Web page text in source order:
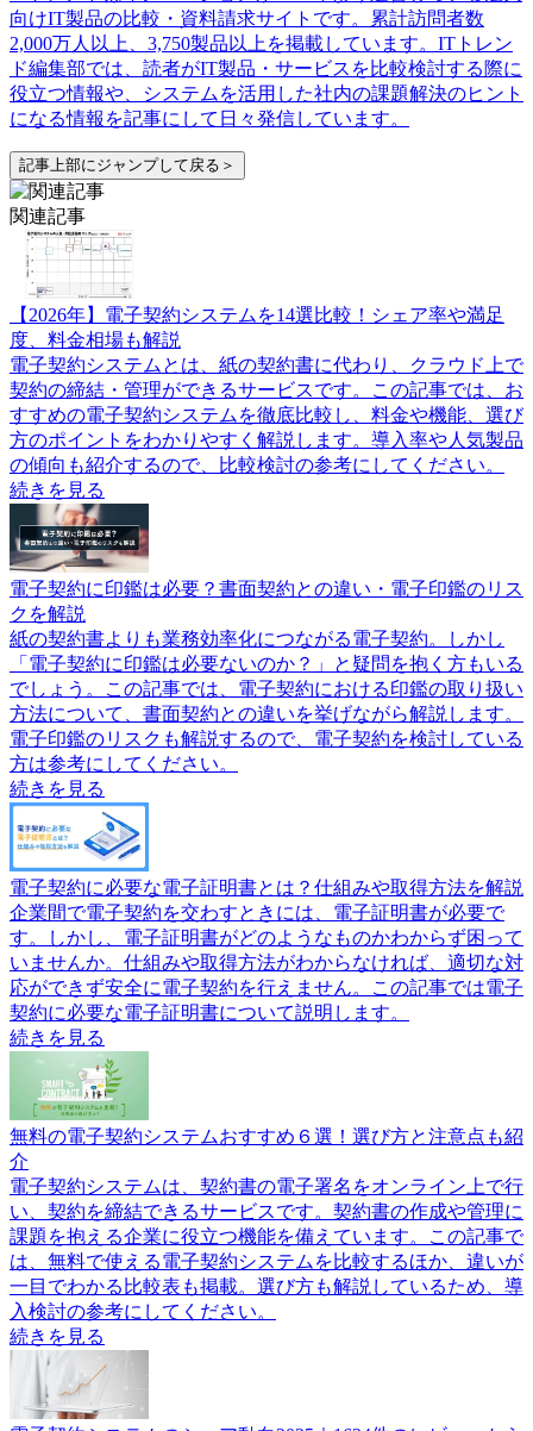
向けIT製品の比較・資料請求サイトです。累計訪問者数
2,000万人以上、3,750製品以上を掲載しています。ITトレン
ド編集部では、読者がIT製品・サービスを比較検討する際に
役立つ情報や、システムを活用した社内の課題解決のヒント
になる情報を記事にして日々発信しています。
記事上部にジャンプして戻る＞
関連記事
【2026年】電子契約システムを14選比較！シェア率や満足
度、料金相場も解説
電子契約システムとは、紙の契約書に代わり、クラウド上で
契約の締結・管理ができるサービスです。この記事では、お
すすめの電子契約システムを徹底比較し、料金や機能、選び
方のポイントをわかりやすく解説します。導入率や人気製品
の傾向も紹介するので、比較検討の参考にしてください。
続きを見る
電子契約に印鑑は必要？書面契約との違い・電子印鑑のリス
クを解説
紙の契約書よりも業務効率化につながる電子契約。しかし
「電子契約に印鑑は必要ないのか？」と疑問を抱く方もいる
でしょう。この記事では、電子契約における印鑑の取り扱い
方法について、書面契約との違いを挙げながら解説します。
電子印鑑のリスクも解説するので、電子契約を検討している
方は参考にしてください。
続きを見る
電子契約に必要な電子証明書とは？仕組みや取得方法を解説
企業間で電子契約を交わすときには、電子証明書が必要で
す。しかし、電子証明書がどのようなものかわからず困って
いませんか。仕組みや取得方法がわからなければ、適切な対
応ができず安全に電子契約を行えません。この記事では電子
契約に必要な電子証明書について説明します。
続きを見る
無料の電子契約システムおすすめ６選！選び方と注意点も紹
介
電子契約システムは、契約書の電子署名をオンライン上で行
い、契約を締結できるサービスです。契約書の作成や管理に
課題を抱える企業に役立つ機能を備えています。この記事で
は、無料で使える電子契約システムを比較するほか、違いが
一目でわかる比較表も掲載。選び方も解説しているため、導
入検討の参考にしてください。
続きを見る